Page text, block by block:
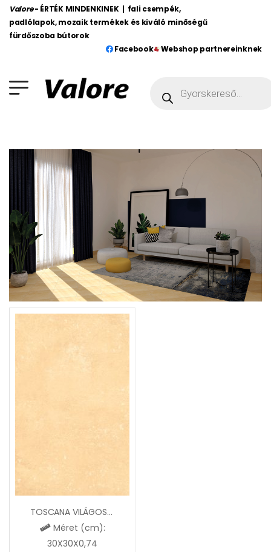
Valore - ÉRTÉK MINDENKINEK | fali csempék,
padlólapok, mozaik termékek és kiváló minőségű
fürdőszoba bútorok
Facebook
Webshop partnereinknek
TOSCANA VILÁGOSTERAKOTTA ZGD32266
Méret (cm):
30X30X0,74